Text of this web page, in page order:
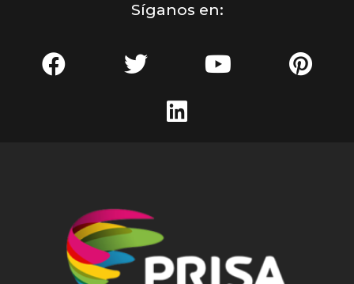
Síganos en: